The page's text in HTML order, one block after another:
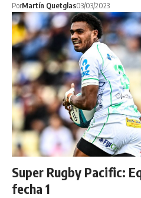
PorMartín Quetglas03/03/2023
Super Rugby Pacific:
fecha 1